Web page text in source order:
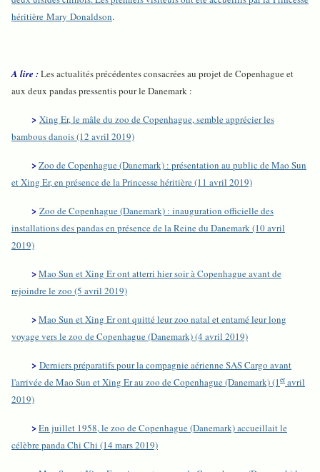
héritière Mary Donaldson.
A lire :Les actualités précédentes consacrées au projet de Copenhague et
aux deux pandas pressentis pour le Danemark :
> Xing Er, le mâle du zoo de Copenhague, semble apprécier les
bambous danois (12 avril 2019)
>Zoo de Copenhague (Danemark) : présentation au public de Mao Sun
et Xing Er, en présence de la Princesse héritière (11 avril 2019)
> Zoo de Copenhague (Danemark) : inauguration officielle des
installations des pandas en présence de la Reine du Danemark (10 avril
2019)
>Mao Sun et Xing Er ont atterri hier soir à Copenhague avant de
rejoindre le zoo (5 avril 2019)
>Mao Sun et Xing Er ont quitté leur zoo natal et entamé leur long
voyage vers le zoo de Copenhague (Danemark) (4 avril 2019)
> Derniers préparatifs pour la compagnie aérienne SAS Cargo avant
l'arrivée de Mao Sun et Xing Er au zoo de Copenhague (Danemark) (1eravril
2019)
>En juillet 1958, le zoo de Copenhague (Danemark) accueillait le
célèbre panda Chi Chi (14 mars 2019)